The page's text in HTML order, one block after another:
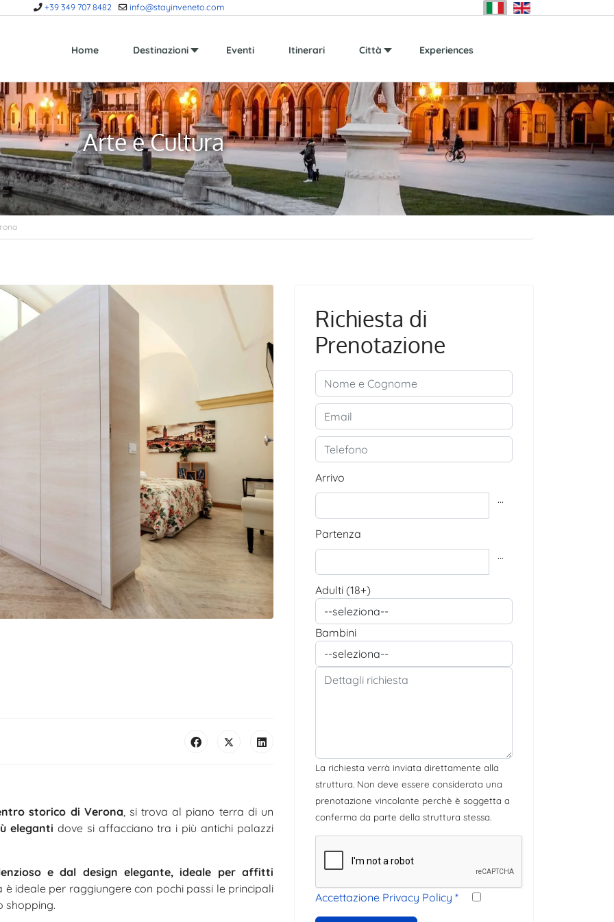
+39 349 707 8482 info@stayinveneto.com
Home Destinazioni Eventi Itinerari Città Experiences
Arte e Cultura
storico di Verona , si trova al piano terra di un
eleganti dove si affacciano tra i più antichi palazzi
e dal design elegante, ideale per affitti
ideale per raggiungere con pochi passi le principali
shopping.
Richiesta di
Prenotazione
Arrivo
...
Partenza
...
Adulti (18+)
Bambini
La richiesta verrà inviata direttamente alla
struttura. Non deve essere considerata una
prenotazione vincolante perchè è soggetta a
conferma da parte della struttura stessa.
Accettazione Privacy Policy *